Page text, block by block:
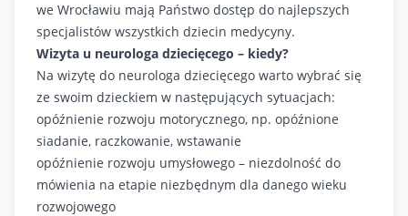
we Wrocławiu mają Państwo dostęp do najlepszych
specjalistów wszystkich dziecin medycyny.
Wizyta u neurologa dziecięcego – kiedy?
Na wizytę do neurologa dziecięcego warto wybrać się
ze swoim dzieckiem w następujących sytuacjach:
opóźnienie rozwoju motorycznego, np. opóźnione
siadanie, raczkowanie, wstawanie
opóźnienie rozwoju umysłowego – niezdolność do
mówienia na etapie niezbędnym dla danego wieku
rozwojowego